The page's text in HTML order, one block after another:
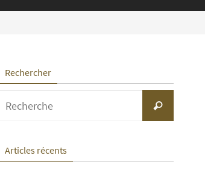
Rechercher
Recherche
Articles récents